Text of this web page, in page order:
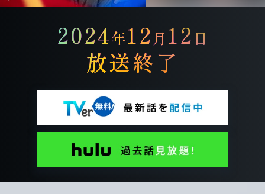
2024年12月 12 日
放送終了